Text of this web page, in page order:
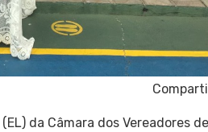
da Câmara dos Vereadores